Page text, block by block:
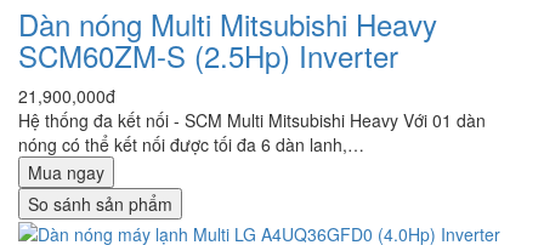
Dàn nóng Multi Mitsubishi Heavy
SCM60ZM-S (2.5Hp) Inverter
21,900,000đ
Hệ thống đa kết nối - SCM Multi Mitsubishi Heavy Với 01 dàn
nóng có thể kết nối được tối đa 6 dàn lanh,…
Mua ngay
So sánh sản phẩm